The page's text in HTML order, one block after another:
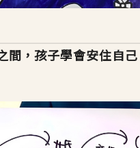
間，孩子學會安住自己